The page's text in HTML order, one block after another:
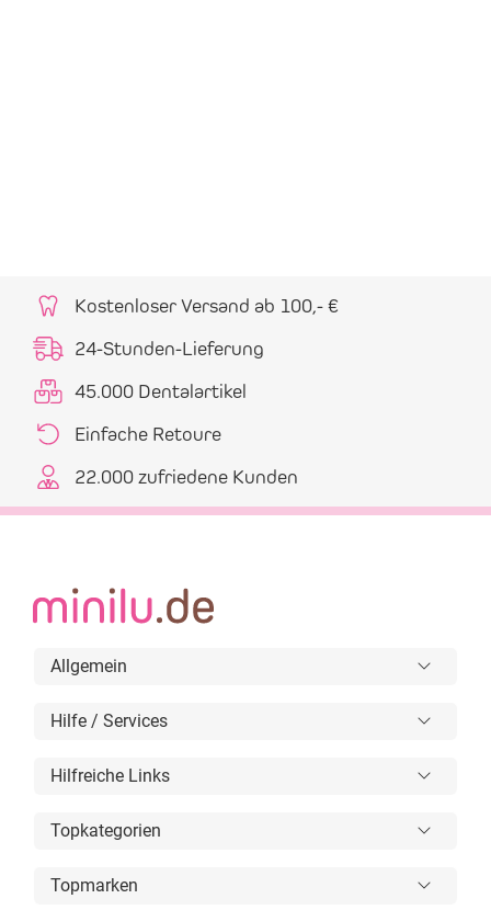
Kostenloser Versand ab 100,- €
24-Stunden-Lieferung
45.000 Dentalartikel
Einfache Retoure
22.000 zufriedene Kunden
Allgemein
Hilfe / Services
Hilfreiche Links
Topkategorien
Topmarken